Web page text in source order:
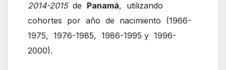
2014-2015de Panamá, utilizando
cohortes por año de nacimiento (1966-
1975, 1976-1985, 1986-1995 y 1996-
2000).